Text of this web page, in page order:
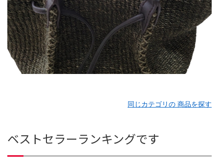
同じカテゴリの 商品を探す
ベストセラーランキングです